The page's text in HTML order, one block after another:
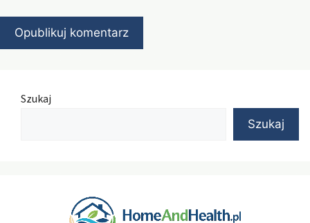
Szukaj
Szukaj